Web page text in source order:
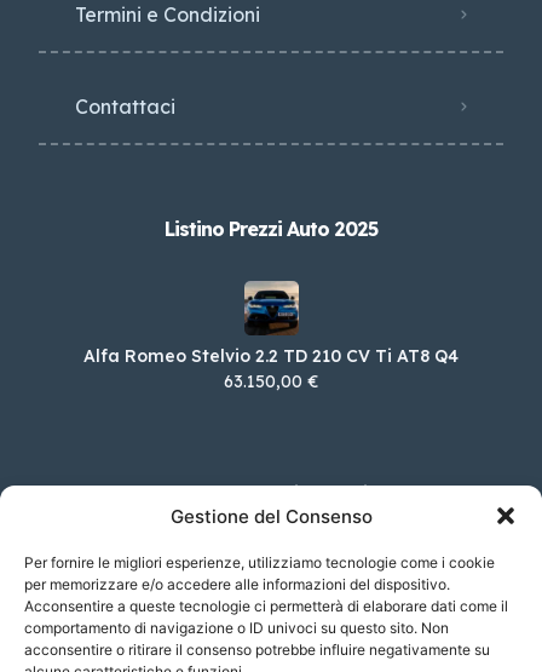
Gestione del Consenso
Per fornire le migliori esperienze, utilizziamo tecnologie come i cookie
per memorizzare e/o accedere alle informazioni del dispositivo.
Acconsentire a queste tecnologie ci permetterà di elaborare dati come il
comportamento di navigazione o ID univoci su questo sito. Non
acconsentire o ritirare il consenso potrebbe influire negativamente su
Termini e Condizioni
Contattaci
Listino Prezzi Auto 2025
Alfa Romeo Stelvio 2.2 TD 210 CV Ti AT8 Q4
63.150,00 €
FIAT Nuova 500 Cabrio Elettrica 95cv
31.450,00 €
Volkswagen Golf 1.5 TSI EVO ACT Life
29.600,00 €